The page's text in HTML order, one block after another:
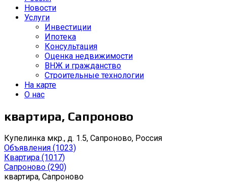
Новости
Услуги
Инвестиции
Ипотека
Консультация
Оценка недвижимости
ВНЖ и гражданство
Строительные технологии
На карте
О нас
квартира, Сапроново
Купелинка мкр., д. 1.5, Сапроново, Россия
Объявления (1023)
Квартира (1017)
Сапроново (290)
квартира, Сапроново